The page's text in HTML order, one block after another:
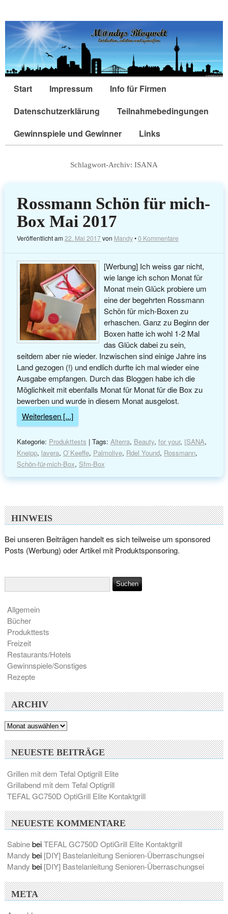
Start Impressum
Info für Firmen
Datenschutzerklärung
Teilnahmebedingungen
Gewinnspiele und Gewinner
Links
Schlagwort-Archiv: ISANA
Rossmann Schön für mich-
Box Mai 2017
Veröffentlicht am22. Mai 2017von Mandy•0 Kommentare
[Werbung] Ich weiss gar nicht,
wie lange ich schon Monat für
Monat mein Glück probiere um
eine der begehrten Rossmann
Schön für mich-Boxen zu
erhaschen. Ganz zu Beginn der
Boxen hatte ich wohl 1-2 Mal
das Glück dabei zu sein,
seitdem aber nie wieder. Inzwischen sind einige Jahre ins
Land gezogen (!) und endlich durfte ich mal wieder eine
Ausgabe empfangen. Durch das Bloggen habe ich die
Möglichkeit mit ebenfalls Monat für Monat für die Box zu
bewerben und wurde in diesem Monat ausgelost.
Weiterlesen [...]
Kategorie: Produkttests | Tags: Alterra, Beauty, for your, ISANA,
Kneipp, lavera, O`Keeffe, Palmolive, Rdel Yound, Rossmann,
Schön-für-mich-Box, Sfm-Box
HINWEIS
Bei unseren Beiträgen handelt es sich teilweise um sponsored
Posts (Werbung) oder Artikel mit Produktsponsoring.
Allgemein
Bücher
Produkttests
Freizeit
Restaurants/Hotels
Gewinnspiele/Sonstiges
Rezepte
ARCHIV
Archiv
NEUESTE BEITRÄGE
Grillen mit dem Tefal Optigrill Elite
Grillabend mit dem Tefal Optigrill
TEFAL GC750D OptiGrill Elite Kontaktgrill
NEUESTE KOMMENTARE
SabinebeiTEFAL GC750D OptiGrill Elite Kontaktgrill
Mandy bei [DIY] Bastelanleitung Senioren-Überraschungsei
Mandy bei [DIY] Bastelanleitung Senioren-Überraschungsei
META